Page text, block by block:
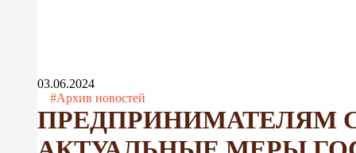
03.06.2024
#Архив новостей
ПРЕДПРИНИМАТЕЛЯМ